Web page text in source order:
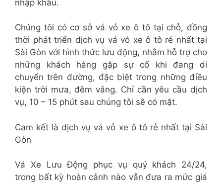
nhập khẩu.
Chúng tôi có cơ sở vá vỏ xe ô tô tại chỗ, đồng
thời phát triển dịch vụ vá vỏ xe ô tô rẻ nhất tại
Sài Gòn với hình thức lưu động, nhằm hỗ trợ cho
những khách hàng gặp sự cố khi đang di
chuyển trên đường, đặc biệt trong những điều
kiện trời mưa, đêm vắng. Chỉ cần yêu cầu dịch
vụ, 10 – 15 phút sau chúng tôi sẽ có mặt.
Cam kết là dịch vụ vá vỏ xe ô tô rẻ nhất tại Sài
Gòn
Vá Xe Lưu Động phục vụ quý khách 24/24,
trong bất kỳ hoàn cảnh nào vẫn đưa ra mức giá